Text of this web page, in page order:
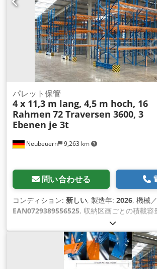
Neubeuern 9,263 km
パレット保管
4 x 11,3 m lang, 4,5 m hoch, 16
Rahmen 72 Traversen 3600, 3
Ebenen je 3t
問い合わせる
コンディション: 新しい, 製造年: 2026, 機械
EAN0729389556525, 収納区画ごとの積載容
, 全高:
たりの最大荷重:3,000 kg（キログラム）,
4,500 mm, クリアスパン: 3,600 mm
3,600 mm, フレーム幅:1,100 mm,
44,800 mm, サポート長さ: